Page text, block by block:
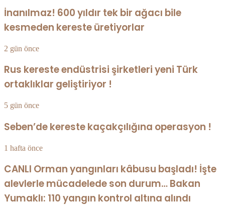
İnanılmaz! 600 yıldır tek bir ağacı bile
kesmeden kereste üretiyorlar
2 gün önce
Rus kereste endüstrisi şirketleri yeni Türk
ortaklıklar geliştiriyor !
5 gün önce
Seben’de kereste kaçakçılığına operasyon !
1 hafta önce
CANLI Orman yangınları kâbusu başladı! İşte
alevlerle mücadelede son durum… Bakan
Yumaklı: 110 yangın kontrol altına alındı